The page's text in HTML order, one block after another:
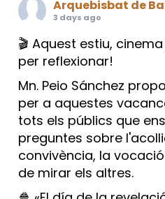
Arquebisbat de
3 days ago
🎬 Aquest estiu,
per reflexionar!
Mn. Peio Sánchez
per a aquestes
tots els públics que
preguntes sobre
convivència, la
de mirar els altres.